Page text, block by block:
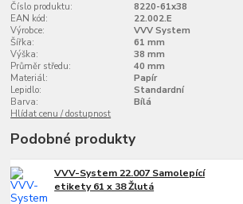
Číslo produktu:
8220-61x38
EAN kód:
22.002.E
Výrobce:
VVV System
Šířka:
61 mm
Výška:
38 mm
Průměr středu:
40 mm
Materiál:
Papír
Lepidlo:
Standardní
Barva:
Bílá
Hlídat cenu / dostupnost
Podobné produkty
VVV-System 22.007 Samolepící
etikety 61 x 38 Žlutá